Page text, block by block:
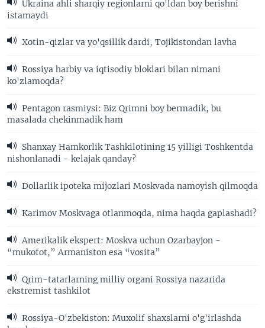
Ukraina ahli sharqiy regionlarni qo'ldan boy berishni
istamaydi
Xotin-qizlar va yo'qsillik dardi, Tojikistondan lavha
Rossiya harbiy va iqtisodiy bloklari bilan nimani
ko'zlamoqda?
Pentagon rasmiysi: Biz Qrimni boy bermadik, bu
masalada chekinmadik ham
Shanxay Hamkorlik Tashkilotining 15 yilligi Toshkentda
nishonlanadi - kelajak qanday?
Dollarlik ipoteka mijozlari Moskvada namoyish qilmoqda
Karimov Moskvaga otlanmoqda, nima haqda gaplashadi?
Amerikalik ekspert: Moskva uchun Ozarbayjon -
“mukofot,” Armaniston esa “vosita”
Qrim-tatarlarning milliy organi Rossiya nazarida
ekstremist tashkilot
Rossiya-O'zbekiston: Muxolif shaxslarni o'g'irlashda